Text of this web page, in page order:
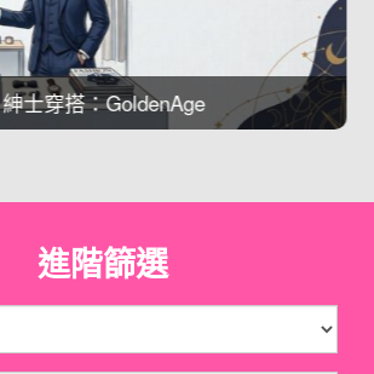
紳士穿搭：GoldenAge
進階篩選